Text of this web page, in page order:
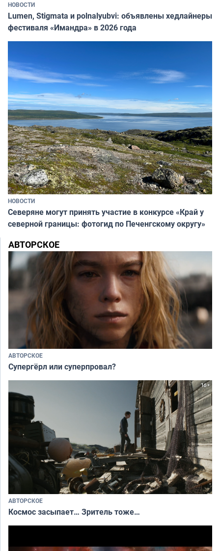
НОВОСТИ
Lumen, Stigmata и polnalyubvi: объявлены хедлайнеры
фестиваля «Имандра» в 2026 года
НОВОСТИ
Северяне могут принять участие в конкурсе «Край у
северной границы: фотогид по Печенгскому округу»
АВТОРСКОЕ
АВТОРСКОЕ
Супергёрл или суперпровал?
АВТОРСКОЕ
Космос засыпает… Зритель тоже…